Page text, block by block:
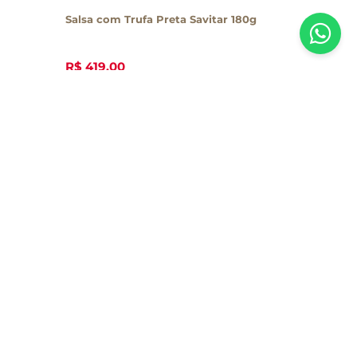
Salsa com Trufa Preta Savitar 180g
R$ 419,00